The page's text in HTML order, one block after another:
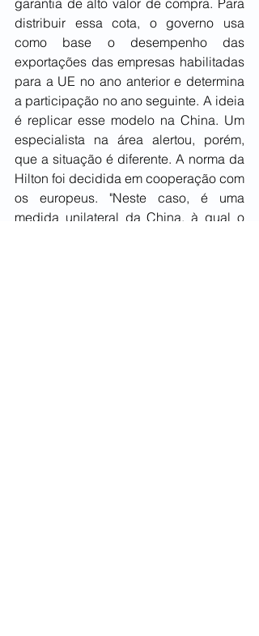
garantia de alto valor de compra. Para
distribuir essa cota, o governo usa
como base o desempenho das
exportações das empresas habilitadas
para a UE no ano anterior e determina
a participação no ano seguinte. A ideia
é replicar esse modelo na China. Um
especialista na área alertou, porém,
que a situação é diferente. A norma da
Hilton foi decidida em cooperação com
os europeus. "Neste caso, é uma
medida unilateral da China, à qual o